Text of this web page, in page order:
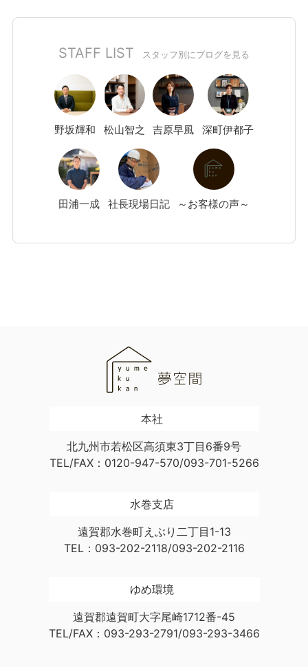
STAFF LIST スタッフ別にブログを見る
野坂輝和 松山智之 吉原早風 深町伊都子
田浦一成 社長現場日記 ～お客様の声～
本社
北九州市若松区高須東3丁目6番9号
TEL/FAX：0120-947-570/093-701-5266
水巻支店
遠賀郡水巻町えぶり二丁目1-13
TEL：093-202-2118/093-202-2116
ゆめ環境
遠賀郡遠賀町大字尾崎1712番-45
TEL/FAX：093-293-2791/093-293-3466